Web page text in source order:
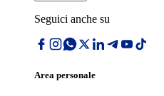
Seguici anche su
Area personale